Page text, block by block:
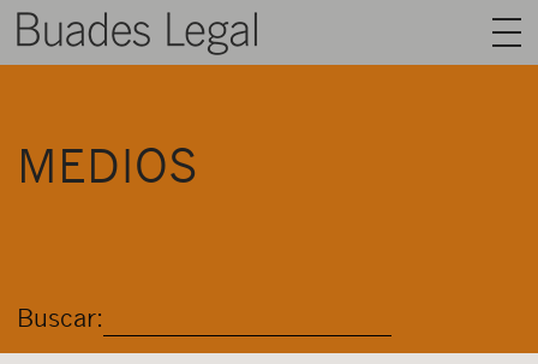
MEDIOS
Buscar: